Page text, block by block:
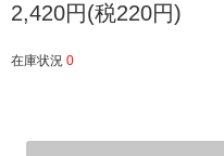
2,420円(税220円)
在庫状況 0